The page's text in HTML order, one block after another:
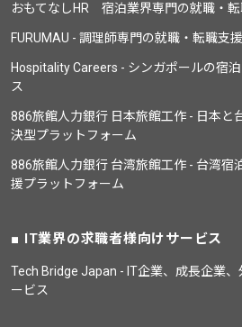
おもてなしHR 宿泊業界専門の就職・
FURUMAU - 調理師専門の就職・転職支
Hospitality Careers - シンガポールの宿
ス
886旅館人力銀行 日本旅館工作 - 日本と
決型プラットフォーム
886旅館人力銀行 台湾旅館工作 - 台湾宿
援プラットフォーム
IT業界の求職者様向けサービス
Tech Bridge Japan - IT企業、成長企業
ービス